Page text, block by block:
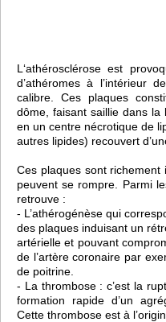
L‘athérosclérose est
d’athéromes à l’intérieur
calibre. Ces plaques
dôme, faisant saillie dans la
en un centre nécrotique de
autres lipides) recouvert
Ces plaques sont
peuvent se rompre. Parmi
retrouve :
- L’athérogénèse qui
des plaques induisant un
artérielle et pouvant
de l’artère coronaire par
de poitrine.
- La thrombose : c’est la
formation rapide d’un
Cette thrombose est à